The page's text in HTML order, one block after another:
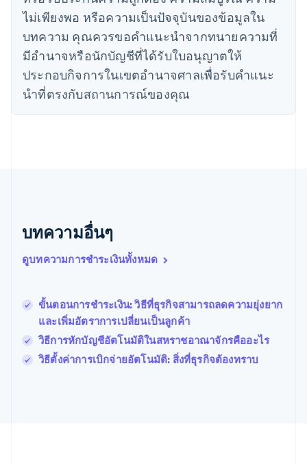
ไม่เพียงพอ หรือความเป็นปัจจุบันของข้อมูลใน
บทความ คุณควรขอคําแนะนําจากทนายความที่
มีอํานาจหรือนักบัญชีที่ได้รับใบอนุญาตให้
ประกอบกิจการในเขตอํานาจศาลเพื่อรับคําแนะ
นําที่ตรงกับสถานการณ์ของคุณ
บทความอื่นๆ
ดูบทความการชำระเงินทั้งหมด
ขั้นตอนการชําระเงิน: วิธีที่ธุรกิจสามารถลดความยุ่งยาก
และเพิ่มอัตราการเปลี่ยนเป็นลูกค้า
วิธีการหักบัญชีอัตโนมัติในสหราชอาณาจักรคืออะไร
วิธีตั้งค่าการเบิกจ่ายอัตโนมัติ: สิ่งที่ธุรกิจต้องทราบ
ไทย
ไทย English
นอร์เวย์
English
นิวซีแลนด์
English
เนเธอร์แลนด์
NederlandsEnglish
บราซิล
โปแลนด์
English
ฝรั่งเศส
English
มอลตา
English
มาเลเซีย
English 简体中文
เม็กซิโก